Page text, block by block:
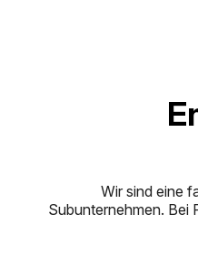
Wir sind eine
Subunternehmen. Bei